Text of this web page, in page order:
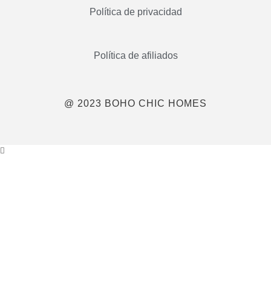
Política de privacidad
Política de afiliados
@ 2023 BOHO CHIC HOMES